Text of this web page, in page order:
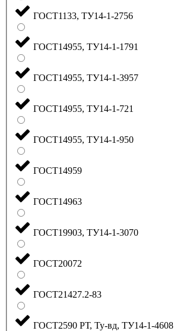
ГОСТ1133, ТУ14-1-2756
ГОСТ14955, ТУ14-1-1791
ГОСТ14955, ТУ14-1-3957
ГОСТ14955, ТУ14-1-721
ГОСТ14955, ТУ14-1-950
ГОСТ14959
ГОСТ14963
ГОСТ19903, ТУ14-1-3070
ГОСТ20072
ГОСТ21427.2-83
ГОСТ2590 РТ, Ту-вд, ТУ14-1-4608